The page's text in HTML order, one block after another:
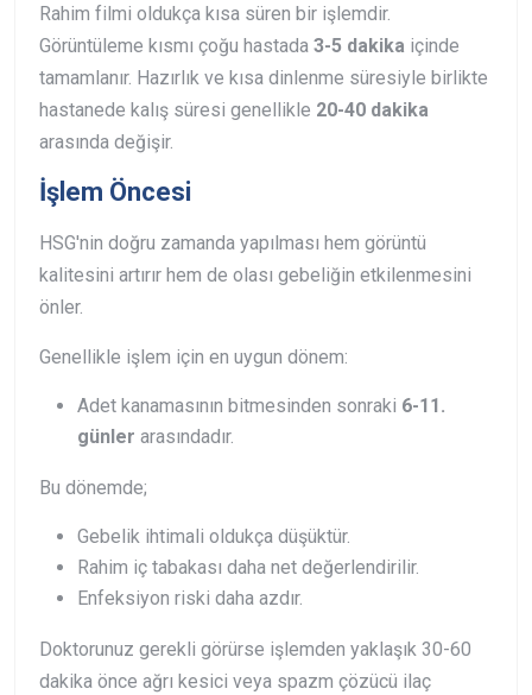
Rahim filmi oldukça kısa süren bir işlemdir.
Görüntüleme kısmı çoğu hastada 3-5 dakika içinde
tamamlanır. Hazırlık ve kısa dinlenme süresiyle birlikte
hastanede kalış süresi genellikle 20-40 dakika
arasında değişir.
İşlem Öncesi
HSG'nin doğru zamanda yapılması hem görüntü
kalitesini artırır hem de olası gebeliğin etkilenmesini
önler.
Genellikle işlem için en uygun dönem:
Adet kanamasının bitmesinden sonraki 6-11.
günler arasındadır.
Bu dönemde;
Gebelik ihtimali oldukça düşüktür.
Rahim iç tabakası daha net değerlendirilir.
Enfeksiyon riski daha azdır.
Doktorunuz gerekli görürse işlemden yaklaşık 30-60
dakika önce ağrı kesici veya spazm çözücü ilaç